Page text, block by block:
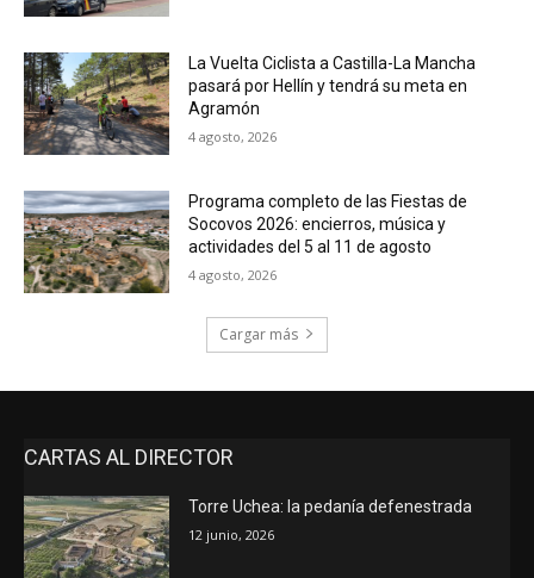
La Vuelta Ciclista a Castilla-La Mancha
pasará por Hellín y tendrá su meta en
Agramón
4 agosto, 2026
Programa completo de las Fiestas de
Socovos 2026: encierros, música y
actividades del 5 al 11 de agosto
4 agosto, 2026
Cargar más
CARTAS AL DIRECTOR
Torre Uchea: la pedanía defenestrada
12 junio, 2026